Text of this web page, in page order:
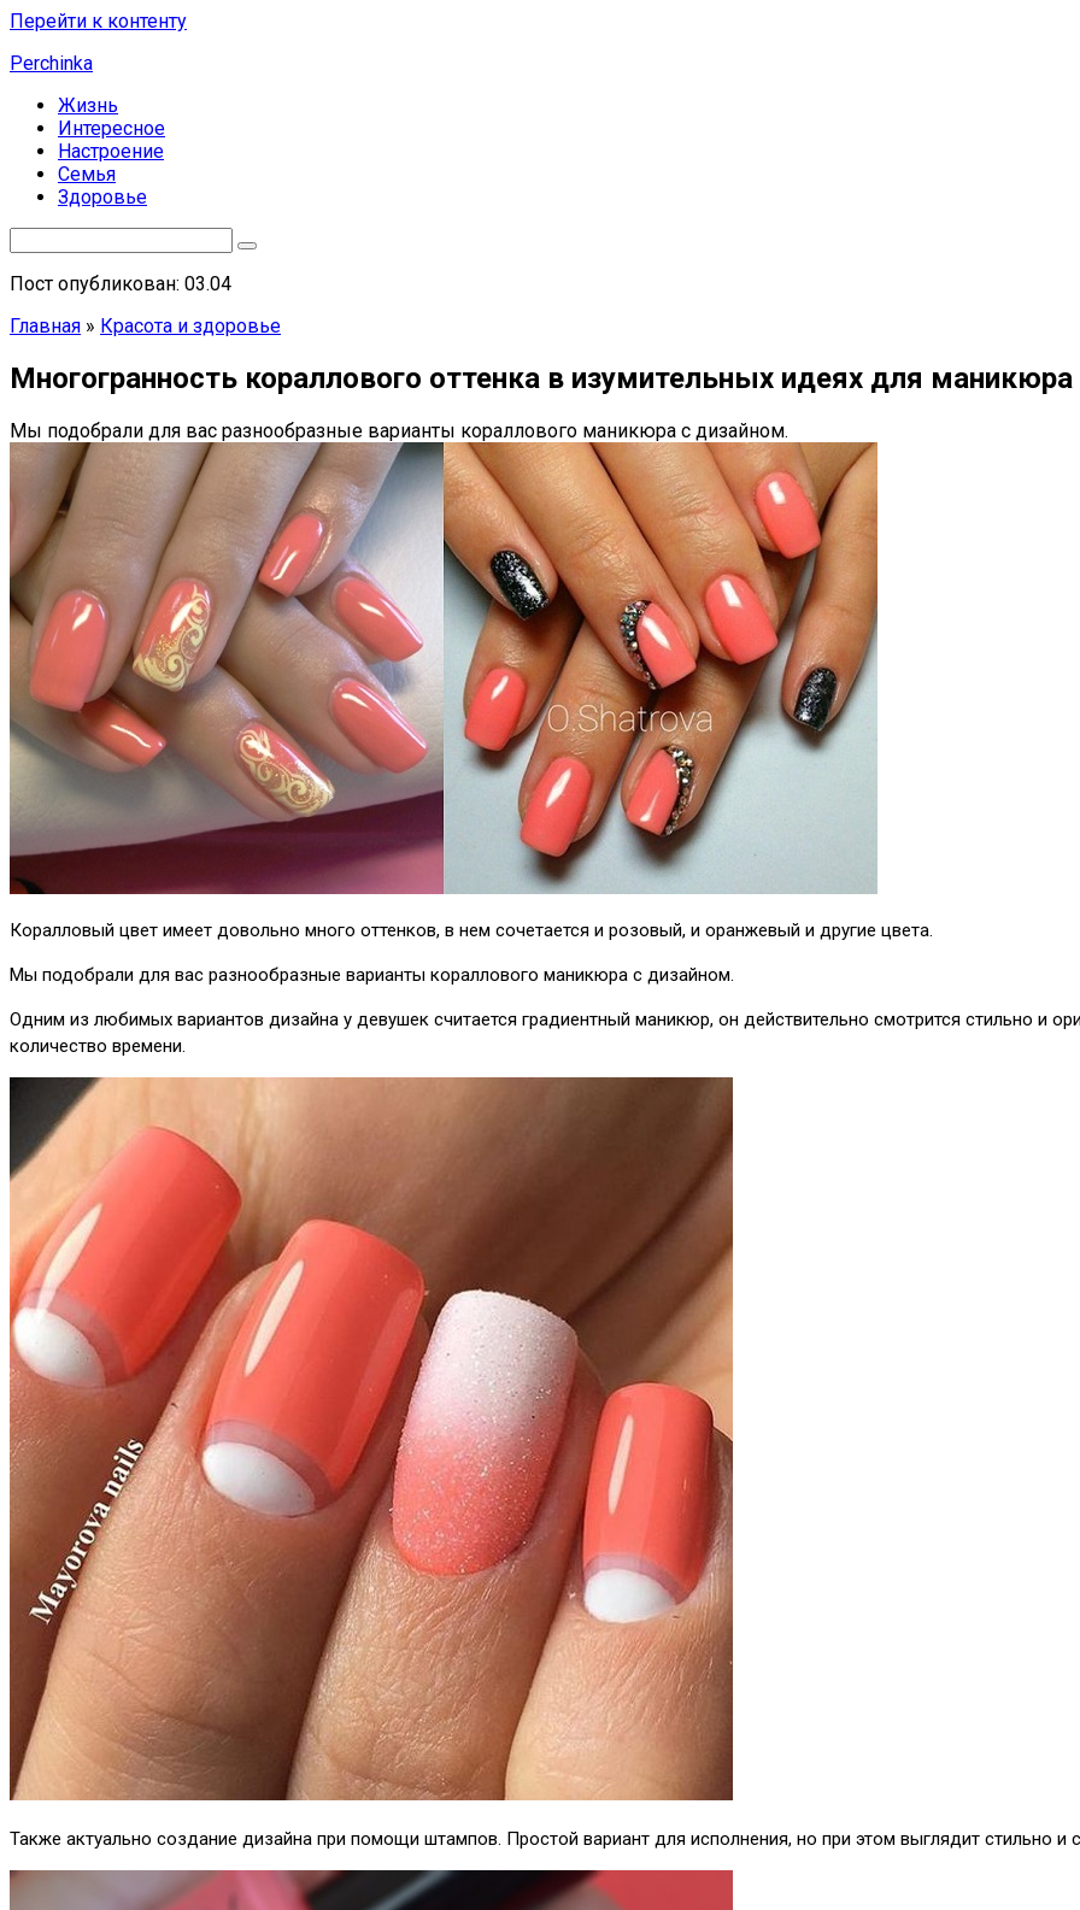
Перейти к контенту
Perchinka
Жизнь
Интересное
Настроение
Семья
Здоровье
Пост опубликован: 03.04
Главная » Красота и здоровье
Многогранность кораллового оттенка в изумительных идеях для маникюра
Мы подобрали для вас разнообразные варианты кораллового маникюра с дизайном.
Коралловый цвет имеет довольно много оттенков, в нем сочетается и розовый, и оранжевый и другие цвета.
Мы подобрали для вас разнообразные варианты кораллового маникюра с дизайном.
Одним из любимых вариантов дизайна у девушек считается градиентный маникюр, он действительно смотрится стильно и
количество времени.
Также актуально создание дизайна при помощи штампов. Простой вариант для исполнения, но при этом выглядит стильно и